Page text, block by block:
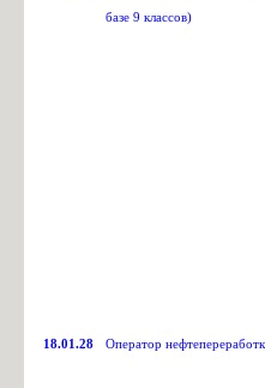
базе 9 классов)
18.01.28 Оператор